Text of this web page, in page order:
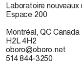
Laboratoire nouveaux
Espace 200
Montréal, QC Canada
H2L 4H2
oboro@oboro.net
514 844-3250